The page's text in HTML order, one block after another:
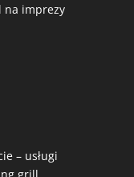
na imprezy
– usługi